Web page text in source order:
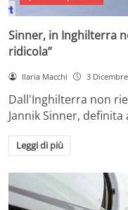
Sinner, in Inghilterra
ridicola”
Ilaria Macchi 3
Dall'Inghilterra non
Jannik Sinner,
Leggi di più